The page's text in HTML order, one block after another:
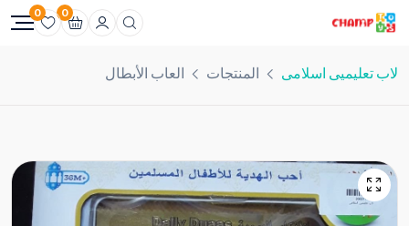
0
0
لاب تعليميى اسلامى المنتجات العاب الأبطال